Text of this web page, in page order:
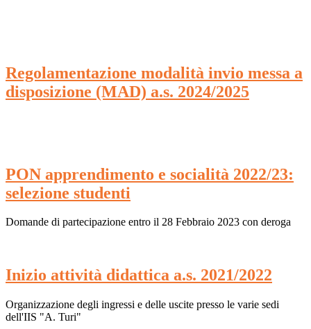
Regolamentazione modalità invio messa a
disposizione (MAD) a.s. 2024/2025
PON apprendimento e socialità 2022/23:
selezione studenti
Domande di partecipazione entro il 28 Febbraio 2023 con deroga
Inizio attività didattica a.s. 2021/2022
Organizzazione degli ingressi e delle uscite presso le varie sedi
dell'IIS "A. Turi"